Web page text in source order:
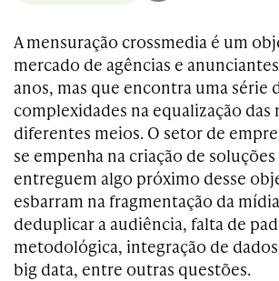
A mensuração crossmedia é um
mercado de agências e
anos, mas que encontra uma série
complexidades na equalização das
diferentes meios. O setor de
se empenha na criação de
entreguem algo próximo desse
esbarram na fragmentação da
deduplicar a audiência, falta de
metodológica, integração de
big data, entre outras questões.